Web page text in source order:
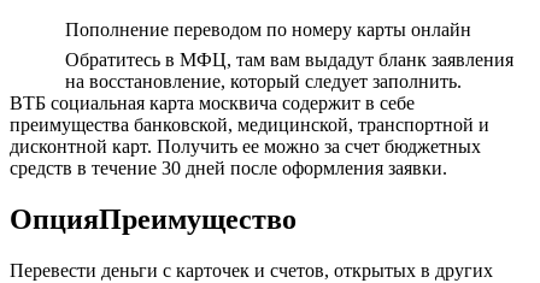
Пополнение переводом по номеру карты онлайн
Обратитесь в МФЦ, там вам выдадут бланк заявления
на восстановление, который следует заполнить.
ВТБ социальная карта москвича содержит в себе
преимущества банковской, медицинской, транспортной и
дисконтной карт. Получить ее можно за счет бюджетных
средств в течение 30 дней после оформления заявки.
ОпцияПреимущество
Перевести деньги с карточек и счетов, открытых в других